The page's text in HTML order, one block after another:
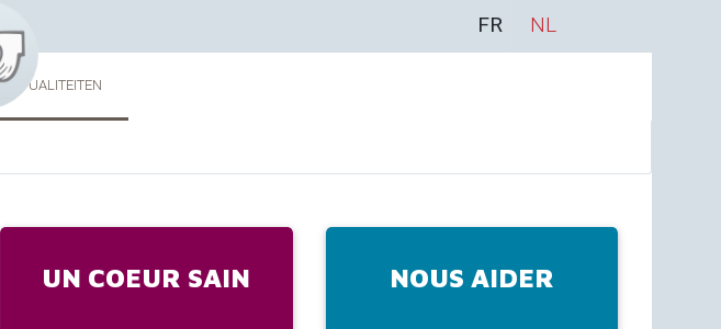
FR NL
ACTUALITEITEN
UN COEUR SAIN NOUS AIDER